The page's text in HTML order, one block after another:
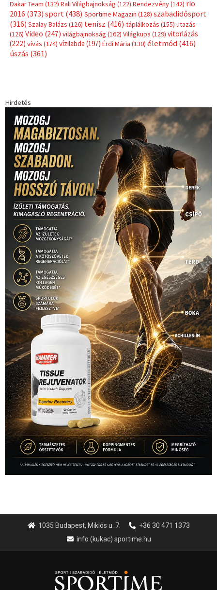
Címkék
(181)Jégkorong(148)kajakkenu(138)karate(168)kickbox(204)
kosárlabda(166) Lewis Hamilton(168)
magyar
labdarúgóválogatott(148)Mercedes (244) motorsport(153)
Opel
Dakar Team(132)Rali Világbajnokság (122) Rendezvény(142)
rio
2016(373)sport Sportime Magazin(128)szabadidősport
(316) Szalay Balázs(126) tenisz(416) táplálkozás(155)utazás
(126)Video(247)világbajnokság (162) Világkupa(129)
vitorlázás
(222) vívás(174) (197) Érdi Mária(130)életmód(416)
úszás(361)
Hirdetés